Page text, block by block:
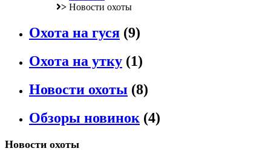
> Новости охоты
Охота на гуся (9)
Охота на утку (1)
Новости охоты (8)
Обзоры новинок (4)
Новости охоты